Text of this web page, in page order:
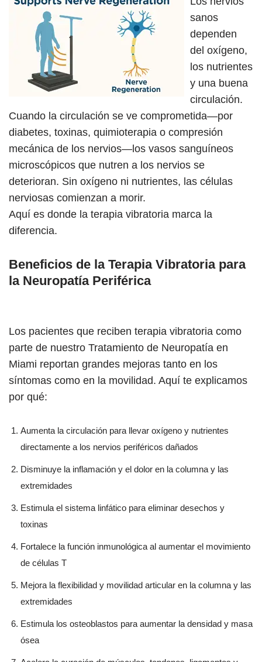
sanos
dependen
del oxígeno,
los nutrientes
y una buena
circulación.
Cuando la circulación se ve comprometida—por
diabetes, toxinas, quimioterapia o compresión
mecánica de los nervios—los vasos sanguíneos
microscópicos que nutren a los nervios se
deterioran. Sin oxígeno ni nutrientes, las células
nerviosas comienzan a morir.
Aquí es donde la terapia vibratoria marca la
diferencia.
Beneficios de la Terapia Vibratoria para
la Neuropatía Periférica
Los pacientes que reciben terapia vibratoria como
parte de nuestro Tratamiento de Neuropatía en
Miami reportan grandes mejoras tanto en los
síntomas como en la movilidad. Aquí te explicamos
por qué:
Aumenta la circulación para llevar oxígeno y nutrientes
directamente a los nervios periféricos dañados
Disminuye la inflamación y el dolor en la columna y las
extremidades
Estimula el sistema linfático para eliminar desechos y
toxinas
Fortalece la función inmunológica al aumentar el movimiento
de células T
Mejora la flexibilidad y movilidad articular en la columna y las
extremidades
Estimula los osteoblastos para aumentar la densidad y masa
ósea